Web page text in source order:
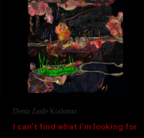
Deniz Zaide Korkmaz
I can’t find what I’m looking for